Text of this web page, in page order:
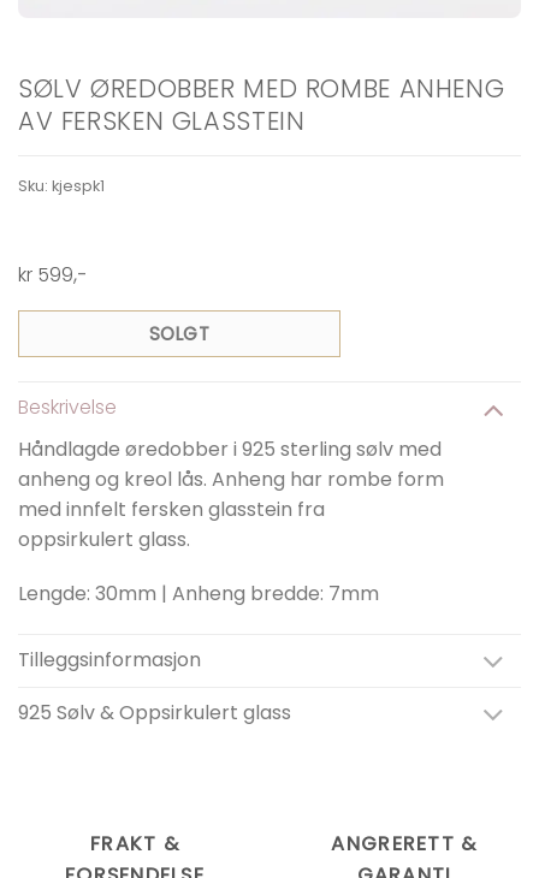
SØLV ØREDOBBER MED ROMBE ANHENG
AV FERSKEN GLASSTEIN
Sku: kjespk1
kr 599,-
SOLGT
Beskrivelse
Håndlagde øredobber i 925 sterling sølv med
anheng og kreol lås. Anheng har rombe form
med innfelt fersken glasstein fra
oppsirkulert glass.
Lengde: 30mm | Anheng bredde: 7mm
Tilleggsinformasjon
925 Sølv & Oppsirkulert glass
FRAKT &
ANGRERETT &